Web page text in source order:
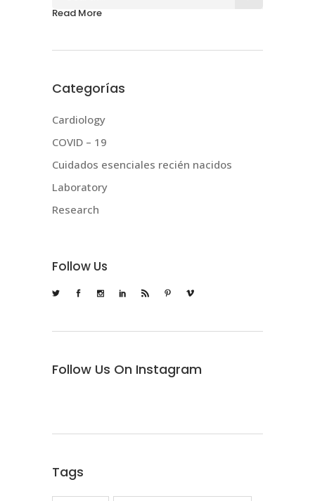
for:
Read More
Categorías
Cardiology
COVID – 19
Cuidados esenciales recién nacidos
Laboratory
Research
Follow Us
Follow Us On Instagram
Tags